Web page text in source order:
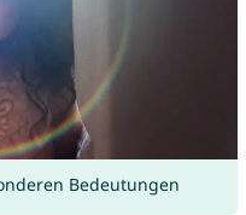
Bedeutungen